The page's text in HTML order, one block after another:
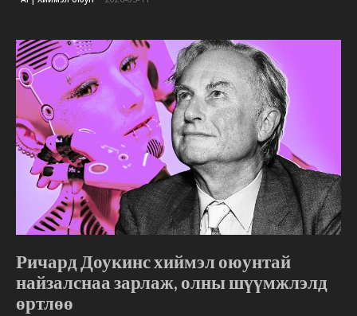
Ричард Доукинс хиймэл оюунтай
найзалснаа зарлаж, олны шүүмжлэлд
өртлөө